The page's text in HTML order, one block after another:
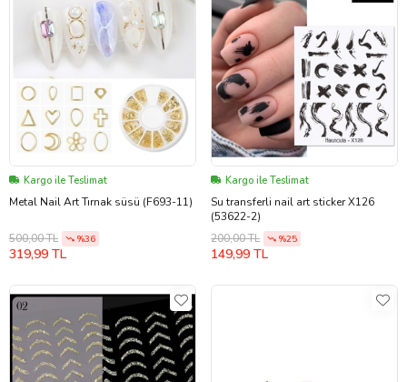
Kargo ile Teslimat
Metal Nail Art Tırnak süsü (F693-11)
500,00 TL %36
319,99 TL
Kargo ile Teslimat
Su transferli nail art sticker X126
(53622-2)
200,00 TL
%25
149,99 TL